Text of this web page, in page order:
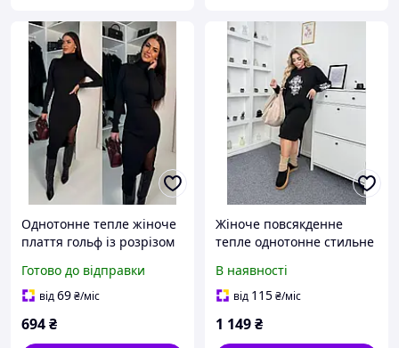
Однотонне тепле жіноче
плаття гольф із розрізом
SM LXL чорний бургунді
шоколад
Готово до відправки
від69₴/міс
694₴
Жіноче повсякденне
тепле однотонне стильне
В наявності
від 115₴/міс
1 149₴